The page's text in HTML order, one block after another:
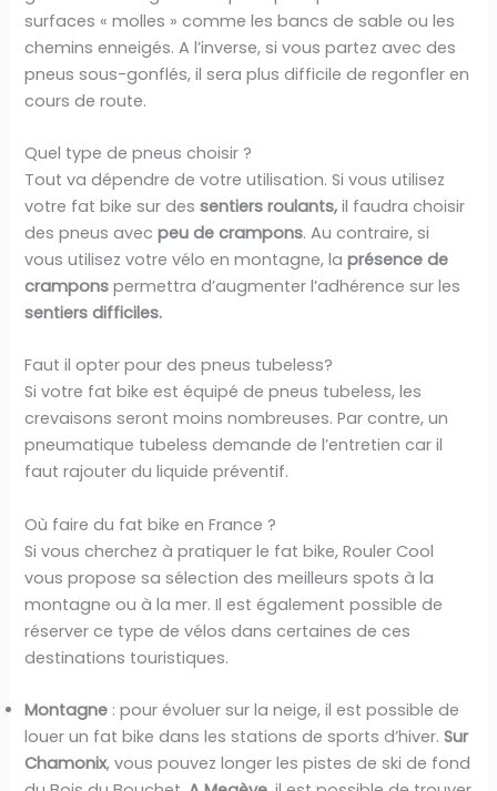
surfaces « molles » comme les bancs de sable ou les
chemins enneigés. A l’inverse, si vous partez avec des
pneus sous-gonflés, il sera plus difficile de regonfler en
cours de route.
Quel type de pneus choisir ?
Tout va dépendre de votre utilisation. Si vous utilisez
votre fat bike sur dessentiers roulants, il faudra choisir
des pneus avecpeu de crampons. Au contraire, si
vous utilisez votre vélo en montagne, laprésence de
crampons permettra d’augmenter l’adhérence sur les
sentiers difficiles.
Faut il opter pour des pneus tubeless?
Si votre fat bike est équipé de pneus tubeless, les
crevaisons seront moins nombreuses. Par contre, un
pneumatique tubeless demande de l’entretien car il
faut rajouter du liquide préventif.
Où faire du fat bike en France ?
Si vous cherchez à pratiquer le fat bike, Rouler Cool
vous propose sa sélection des meilleurs spots à la
montagne ou à la mer. Il est également possible de
réserver ce type de vélos dans certaines de ces
destinations touristiques.
Montagne : pour évoluer sur la neige, il est possible de
louer un fat bike dans les stations de sports d’hiver. Sur
Chamonix, vous pouvez longer les pistes de ski de fond